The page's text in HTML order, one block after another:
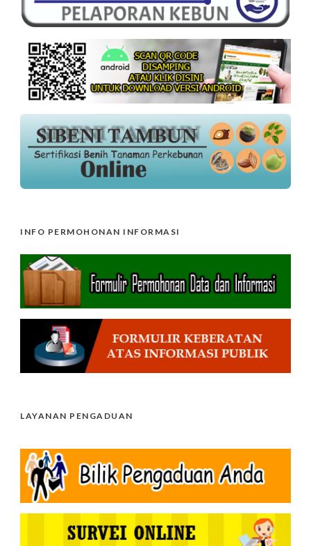
INFO PERMOHONAN INFORMASI
LAYANAN PENGADUAN